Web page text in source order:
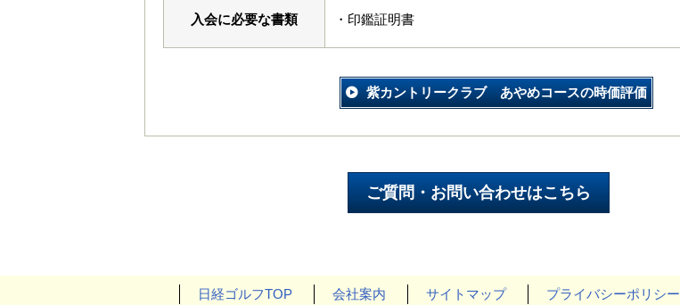
入会に必要な書類 ・印鑑証明書
紫カントリークラブ あやめコースの時価評価
日経ゴルフTOP 会社案内 サイトマップ プライバシーポリシー